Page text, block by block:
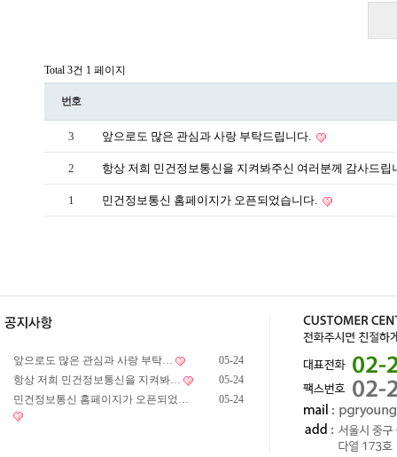
Total 3건 1 페이지
번호
3 앞으로도 많은 관심과 사랑 부탁드립니다.
2 항상 저희 민건정보통신을 지켜봐주신 여러분께 감사드립
1 민건정보통신 홈페이지가 오픈되었습니다.
앞으로도 많은 관심과 사랑 부탁…
05-24
항상 저희 민건정보통신을 지켜봐…
05-24
민건정보통신 홈페이지가 오픈되었…
05-24